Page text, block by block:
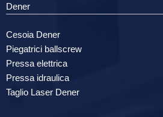
Dener
Cesoia Dener
Piegatrici ballscrew
Pressa elettrica
Pressa idraulica
Taglio Laser Dener